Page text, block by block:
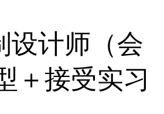
设计师（会
＋接受实习